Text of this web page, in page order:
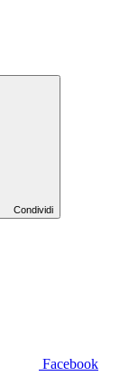
Condividi
Facebook